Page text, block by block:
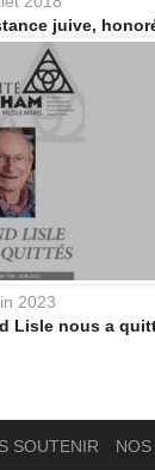
juive,
2023
Lisle nous a
SOUTENIR